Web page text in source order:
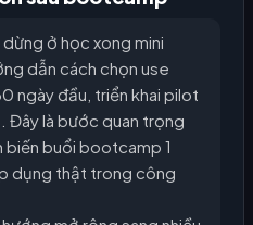
ở học xong mini
dẫn cách chọn use
ngày đầu, triển khai pilot
Đây là bước quan trọng
biến buổi bootcamp 1
dụng thật trong công